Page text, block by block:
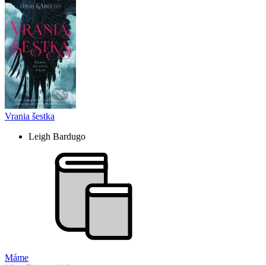
Vrania šestka
Leigh Bardugo
Máme